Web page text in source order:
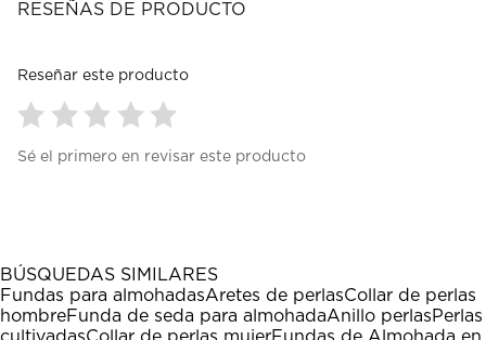
RESEÑAS DE PRODUCTO
Reseñar este producto
para
1
estrella
Esta
acción
para
estrellas.
Esta
acción
para
estrellas.
Esta
acción
para
estrellas.
Esta
acción
para
estrellas.
Esta
acción
Sé el primero en revisar este producto
BÚSQUEDAS SIMILARES
Fundas para almohadasAretes de perlasCollar de perlas
hombreFunda de seda para almohadaAnillo perlasPerlas